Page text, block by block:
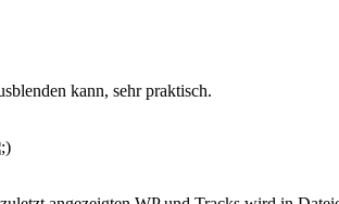
kann, sehr praktisch.